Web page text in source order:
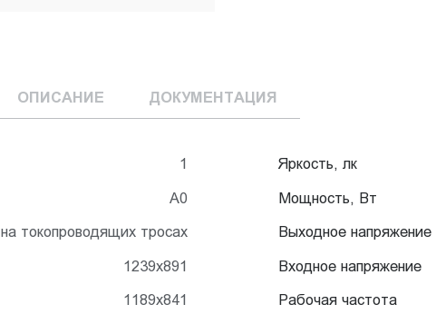
ОПИСАНИЕ ДОКУМЕНТАЦИЯ
1
А0
на токопроводящих тросах
1239x891
1189x841
Яркость, лк
Мощность, Вт
Выходное напряжение
Входное напряжение
Рабочая частота